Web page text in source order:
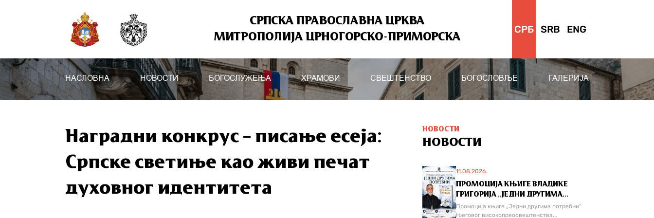
СРПСКА ПРАВОСЛАВНА ЦРКВА
МИТРОПОЛИЈА ЦРНОГОРСКО-ПРИМОРСКА
СРБ SRB ENG
НАСЛОВНА НОВОСТИ БОГОСЛУЖЕЊА ХРАМОВИ СВЕШТЕНСТВО БОГОСЛОВЉЕ ГАЛЕРИЈА
Наградни конкрус – писање есеја:
Српске светиње као живи печат
духовног идентитета
НОВОСТИ
НОВОСТИ
11.08.2026.
ПРОМОЦИЈА КЊИГЕ ВЛАДИКЕ
ГРИГОРИЈА ,,ЈЕДНИ ДРУГИМА...
Промоција књиге „Једни другима потребни“
Његовог високопреосвештенства...